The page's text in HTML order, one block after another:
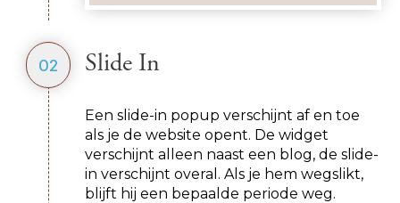
02 Slide In
Een slide-in popup verschijnt af en toe
als je de website opent. De widget
verschijnt alleen naast een blog, de slide-
in verschijnt overal. Als je hem wegslikt,
blijft hij een bepaalde periode weg.